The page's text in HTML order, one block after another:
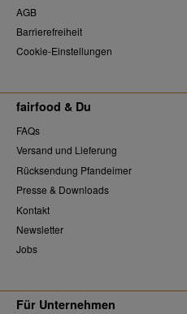
AGB
Barrierefreiheit
Cookie-Einstellungen
fairfood & Du
FAQs
Versand und Lieferung
Rücksendung Pfandeimer
Presse & Downloads
Kontakt
Newsletter
Jobs
Für Unternehmen